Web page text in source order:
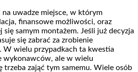
na uwadze miejsce, w którym
finansowe możliwości, oraz
samym montażem. Jeśli już decyzja
się zabrać za zrobienie
W wielu przypadkach ta kwestia
wykonawców, ale w wielu
trzeba zająć tym samemu. Wiele osób